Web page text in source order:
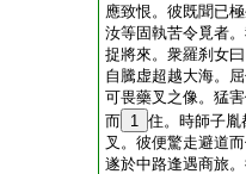
應致恨。彼既聞已
汝等固執苦令覓者
捉將來。衆羅刹女
自騰虚超越大海。
可畏藥叉之像。猛
而 1 住。時師子胤
叉。彼便驚走避道
遂於中路逢遇商旅